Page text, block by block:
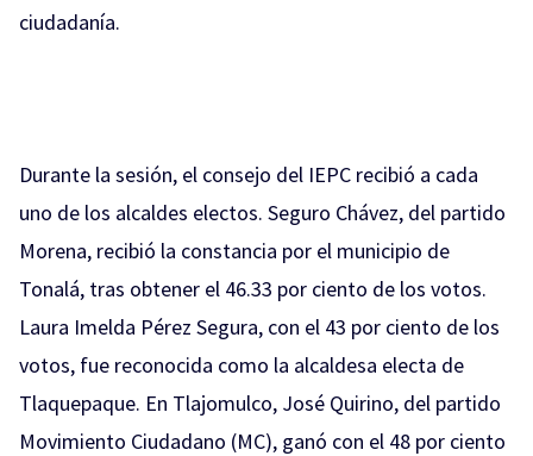
ciudadanía.
Durante la sesión, el consejo del IEPC recibió a cada
uno de los alcaldes electos. Seguro Chávez, del partido
Morena, recibió la constancia por el municipio de
Tonalá, tras obtener el 46.33 por ciento de los votos.
Laura Imelda Pérez Segura, con el 43 por ciento de los
votos, fue reconocida como la alcaldesa electa de
Tlaquepaque. En Tlajomulco, José Quirino, del partido
Movimiento Ciudadano (MC), ganó con el 48 por ciento